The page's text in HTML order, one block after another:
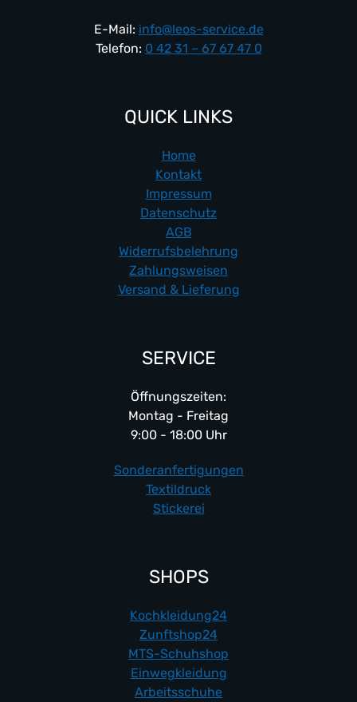
E-Mail: info@leos-service.de
Telefon: 0 42 31 – 67 67 47 0
QUICK LINKS
Home
Kontakt
Impressum
Datenschutz
AGB
Widerrufsbelehrung
Zahlungsweisen
Versand & Lieferung
SERVICE
Öffnungszeiten:
Montag - Freitag
9:00 - 18:00 Uhr
Sonderanfertigungen
Textildruck
Stickerei
SHOPS
Kochkleidung24
Zunftshop24
MTS-Schuhshop
Einwegkleidung
Arbeitsschuhe